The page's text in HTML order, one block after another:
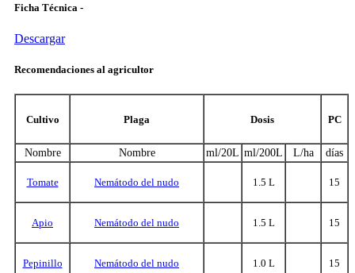
Ficha Técnica -
Descargar
Recomendaciones al agricultor
Cultivo Plaga Dosis PC
Nombre Nombre ml/20L ml/200L L/ha días
Tomate Nemátodo del nudo 1.5 L 15
Apio Nemátodo del nudo 1.5 L 15
Pepinillo Nemátodo del nudo 1.0 L 15